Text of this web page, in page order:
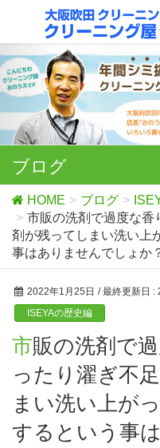
ブログ
HOME ブログ
市販の洗剤で過度な香
剤が残ってしまい洗い上
事はありませんでしょか
2022年1月25日 / 最終更新日 :
ISEYAの歴史編
市販の洗剤で過度な香りが気にな
ったり濯ぎ不
まい洗い上が
するという事